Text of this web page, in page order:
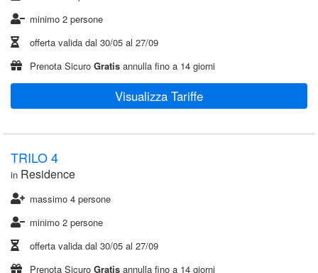
minimo 2 persone
offerta valida dal 30/05 al 27/09
Prenota Sicuro Gratis annulla fino a 14 giorni
Visualizza Tariffe
TRILO 4
in Residence
massimo 4 persone
minimo 2 persone
offerta valida dal 30/05 al 27/09
Prenota Sicuro Gratis annulla fino a 14 giorni